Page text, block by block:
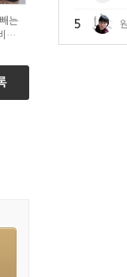
는
결
5